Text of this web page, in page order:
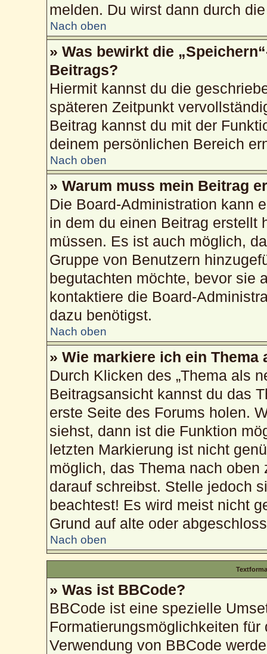
melden. Du wirst dann durch
Nach oben
» Was bewirkt die
Beitrags?
Hiermit kannst du die
späteren Zeitpunkt
Beitrag kannst du mit der
deinem persönlichen Bereich
Nach oben
» Warum muss mein Beitrag
Die Board-Administration kann
in dem du einen Beitrag erstellt
müssen. Es ist auch möglich,
Gruppe von Benutzern
begutachten möchte, bevor sie
kontaktiere die Board-
dazu benötigst.
Nach oben
» Wie markiere ich ein Thema
Durch Klicken des „Thema als
Beitragsansicht kannst du das
erste Seite des Forums holen.
siehst, dann ist die Funktion
letzten Markierung ist nicht
möglich, das Thema nach
darauf schreibst. Stelle jedoch
beachtest! Es wird meist nicht
Grund auf alte oder
Nach oben
» Was ist BBCode?
BBCode ist eine spezielle
Formatierungsmöglichkeiten
Verwendung von BBCode